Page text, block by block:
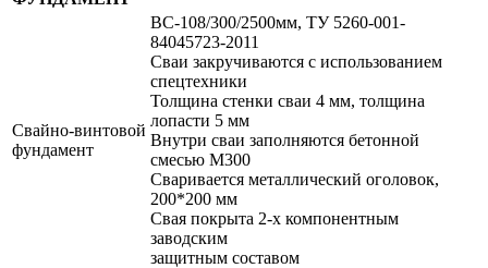
Свайно-винтовой
фундамент
ВС-108/300/2500мм, ТУ 5260-001-
84045723-2011
Сваи закручиваются с использованием
спецтехники
Толщина стенки сваи 4 мм, толщина
лопасти 5 мм
Внутри сваи заполняются бетонной
смесью М300
Сваривается металлический оголовок,
200*200 мм
Свая покрыта 2-х компонентным
заводским
защитным составом